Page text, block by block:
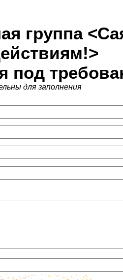
группа
под
для заполнения